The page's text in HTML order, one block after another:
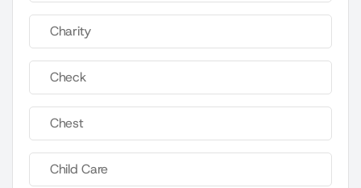
Charity
Check
Chest
Child Care